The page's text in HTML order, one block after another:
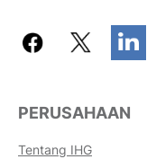
PERUSAHAAN
Tentang IHG